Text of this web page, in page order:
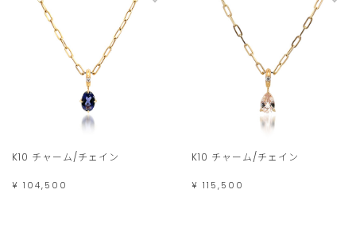
K10 チャーム/チェイン
¥ 104,500
K10 チャーム/チェイン
¥ 115,500